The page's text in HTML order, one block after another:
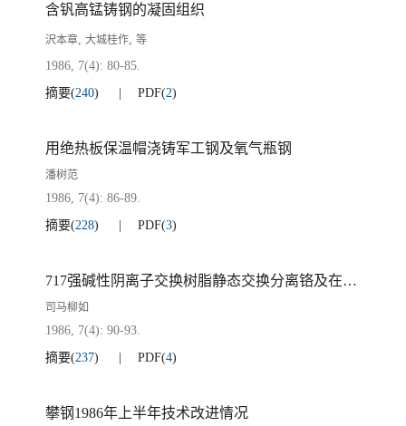
含钒高锰铸钢的凝固组织
沢本章, 大城桂作, 等
1986, 7(4): 80-85.
摘要(240) PDF(2)
用绝热板保温帽浇铸军工钢及氧气瓶钢
潘树范
1986, 7(4): 86-89.
摘要(228) PDF(3)
717强碱性阴离子交换树脂静态交换分离铬及在含铬耐火材料标准分析中的应用
司马柳如
1986, 7(4): 90-93.
摘要(237) PDF(4)
攀钢1986年上半年技术改进情况